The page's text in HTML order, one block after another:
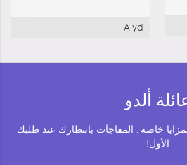
Alyd
ألدو
خاصة . المفاجآت بانتظارك عند طلبك
الأول!